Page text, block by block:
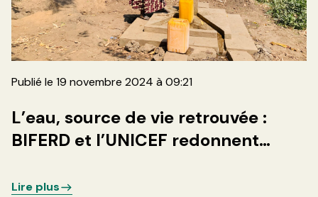
Publié le 19 novembre 2024 à 09:21
L’eau, source de vie retrouvée :
BIFERD et l’UNICEF redonnent
Rangira et Rwanguba
Lire plus